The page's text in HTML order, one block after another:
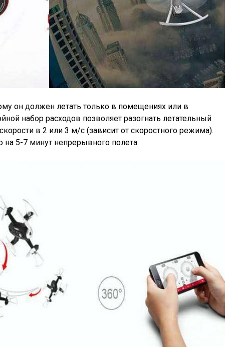
он должен летать только в помещениях или в
набор расходов позволяет разогнать летательный
в 2 или 3 м/с (зависит от скоростного режима).
на 5-7 минут непрерывного полета.